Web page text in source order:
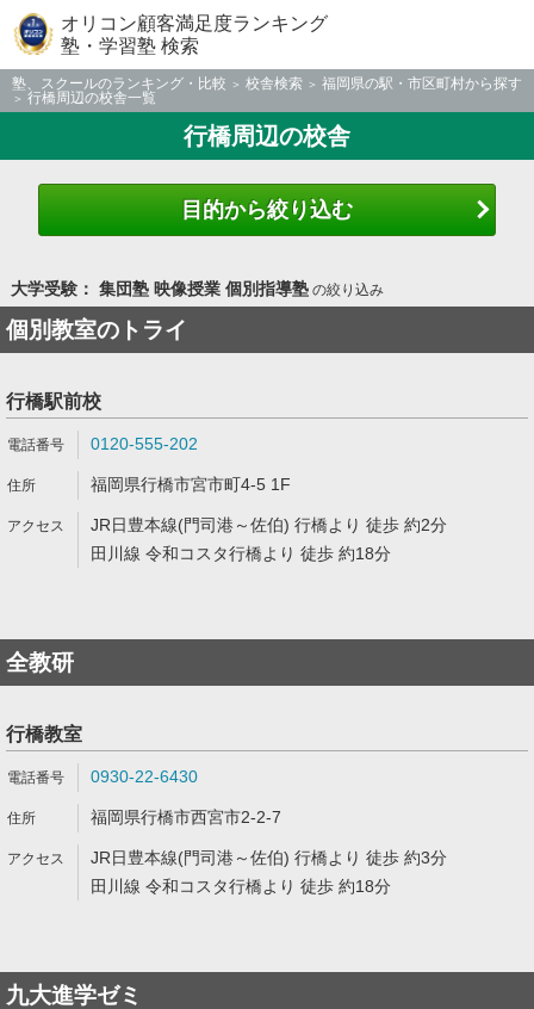
オリコン顧客満足度ランキング
塾・学習塾 検索
塾、スクールのランキング・比較 校舎検索
福岡県の駅・市区町村から探す
行橋周辺の校舎一覧
行橋周辺の校舎
目的から絞り込む
大学受験： 集団塾 映像授業 個別指導塾の絞り込み
個別教室のトライ
行橋駅前校
0120-555-202
福岡県行橋市宮市町4-5 1F
JR日豊本線(門司港～佐伯) 行橋より 徒歩 約2分
田川線 令和コスタ行橋より 徒歩 約18分
全教研
行橋教室
0930-22-6430
福岡県行橋市西宮市2-2-7
JR日豊本線(門司港～佐伯) 行橋より 徒歩 約3分
田川線 令和コスタ行橋より 徒歩 約18分
九大進学ゼミ